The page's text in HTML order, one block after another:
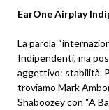
EarOne Airplay
La parola
Indipendenti, ma
aggettivo: stabilità.
troviamo Mark
Shaboozey con “A